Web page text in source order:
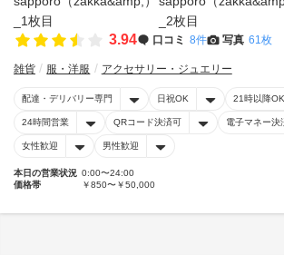
3.94 口コミ 8件 写真 61枚
雑貨 服・洋服 アクセサリー・ジュエリー
配達・デリバリー専門 日祝OK 21時以降OK
24時間営業 QRコード決済可 電子マネー決
女性歓迎 男性歓迎
本日の営業状況 0:00〜24:00
価格帯
￥850〜￥50,000